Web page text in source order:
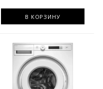
В КОРЗИНУ